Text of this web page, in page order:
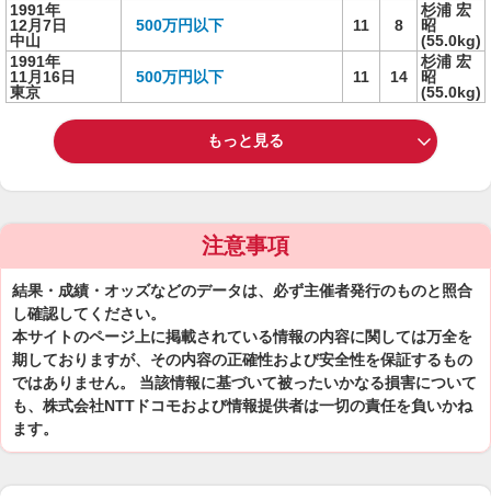
1991年
12月7日
中山
500万円以下 11 8
杉浦 宏
昭
(55.0kg)
1991年
11月16日
東京
500万円以下 11 14
杉浦 宏
昭
(55.0kg)
もっと見る
注意事項
結果・成績・オッズなどのデータは、必ず主催者発行のものと照合
し確認してください。
本サイトのページ上に掲載されている情報の内容に関しては万全を
期しておりますが、その内容の正確性および安全性を保証するもの
ではありません。 当該情報に基づいて被ったいかなる損害について
も、株式会社NTTドコモおよび情報提供者は一切の責任を負いかね
ます。